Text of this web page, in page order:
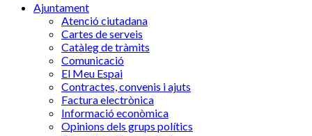
Ajuntament
Atenció ciutadana
Cartes de serveis
Catàleg de tràmits
Comunicació
El Meu Espai
Contractes, convenis i ajuts
Factura electrònica
Informació econòmica
Opinions dels grups polítics